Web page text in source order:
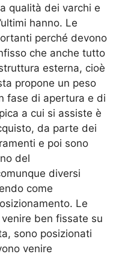
qualità dei varchi e
hanno. Le
perché devono
che anche tutto
esterna, cioè
propone un peso
fase di apertura e di
a cui si assiste è
da parte dei
e poi sono
del
diversi
come
Le
ben fissate su
sono posizionati
venire